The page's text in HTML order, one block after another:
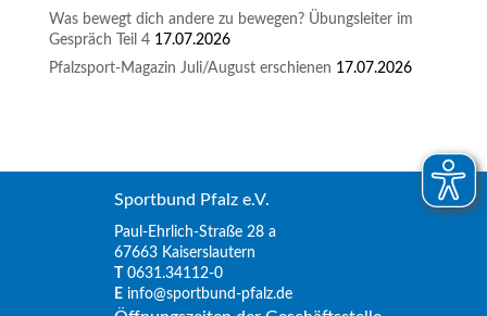
Was bewegt dich andere zu bewegen? Übungsleiter im
Gespräch Teil 4 17.07.2026
Pfalzsport-Magazin Juli/August erschienen 17.07.2026
Sportbund Pfalz e.V.
Paul-Ehrlich-Straße 28 a
67663 Kaiserslautern
0631.34112-0
E info@sportbund-pfalz.de